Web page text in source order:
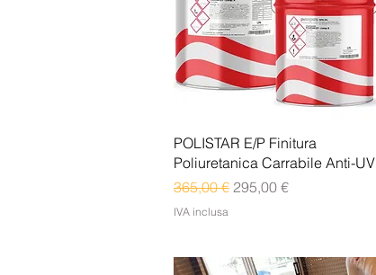
Vista rapida
POLISTAR E/P Finitura
Poliuretanica Carrabile Anti-UV
Prezzo regolare
365,00 € Prezzo scontato
295,00 €
IVA inclusa